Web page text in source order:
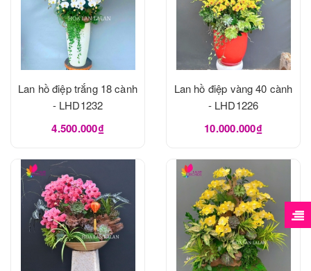
Lan hồ điệp trắng 18 cành
- LHD1232
4.500.000₫
Lan hồ điệp vàng 40 cành
- LHD1226
10.000.000₫